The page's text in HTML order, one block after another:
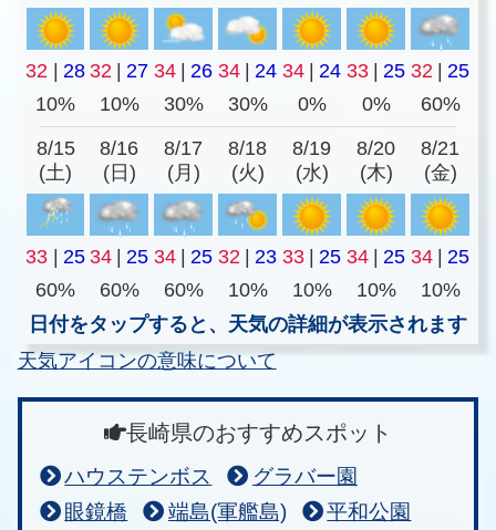
32 28 32 27 34 26 34 24 34 24 33 25 32
25
10%
10% 30% 30% 0% 0% 60%
8/15
(土)
8/16
(日)
8/17
(月)
8/18
(火)
8/19
(水)
8/20
(木)
8/21
(金)
33 25 34 25 34 25 32 23 33 25 34 25 34
25
60%
60% 60% 10% 10% 10%
10%
日付をタップすると、天気の詳細が表示されます
天気アイコンの意味について
長崎県のおすすめスポット
ハウステンボス
グラバー園
眼鏡橋
端島(軍艦島)
平和公園